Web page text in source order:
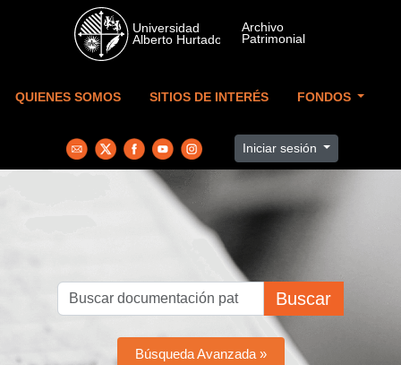
Skip to main content
QUIENES SOMOS SITIOS DE INTERÉS FONDOS
Iniciar sesión
Buscar
Búsqueda Avanzada »